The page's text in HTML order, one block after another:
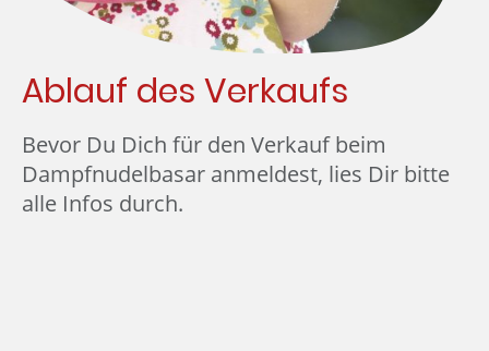
Ablauf des Verkaufs
Bevor Du Dich für den Verkauf beim
Dampfnudelbasar anmeldest, lies Dir bitte
alle Infos durch.